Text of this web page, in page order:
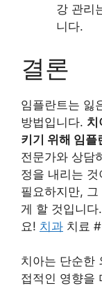
강 관리
니다.
결론
임플란트는 잃
방법입니다. 치
키기 위해 임플
전문가와 상담
정을 내리는
필요하지만,
게 할 것입니
요! 치과 치료
치아는 단순한
접적인 영향을